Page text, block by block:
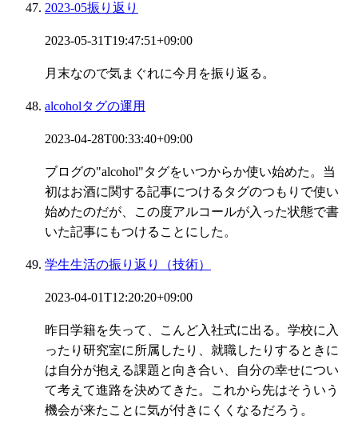
2023-05振り返り
2023-05-31T19:47:51+09:00
月末なので気まぐれに今月を振り返る。
alcoholタグの運用
2023-04-28T00:33:40+09:00
ブログの"alcohol"タグをいつからか使い始めた。当
初はお酒に関する記事につけるタグのつもりで使い
始めたのだが、この度アルコールが入った状態で書
いた記事にもつけることにした。
学生生活の振り返り（技術）
2023-04-01T12:20:20+09:00
昨日学籍を失って、こんど入社式に出る。学校に入
ったり研究室に所属したり、就職したりするときに
は自分が抱える課題と向き合い、自分の幸せについ
て考えて進路を決めてきた。これから先はそういう
機会が来たことに気が付きにくくなるだろう。